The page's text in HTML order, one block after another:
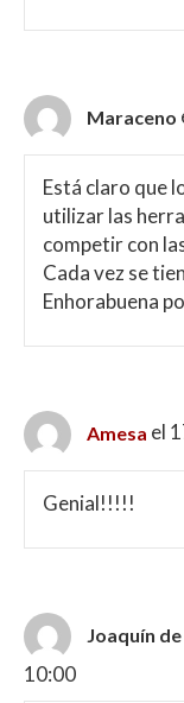
Maraceno
Está claro que
utilizar las
competir con
Cada vez se
Enhorabuena
Amesa el
Genial!!!!!
Joaquín
10:00